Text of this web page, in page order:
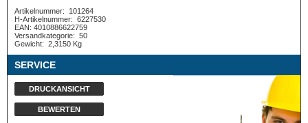
Artikelnummer:
101264
H-Artikelnummer: 6227530
EAN: 4010886622759
Versandkategorie: 50
Gewicht: 2,3150 Kg
SERVICE
DRUCKANSICHT
BEWERTEN